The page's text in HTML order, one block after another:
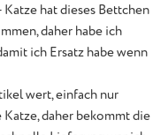
hat dieses Bettchen
daher habe ich
ich Ersatz habe wenn
wert, einfach nur
daher bekommt die